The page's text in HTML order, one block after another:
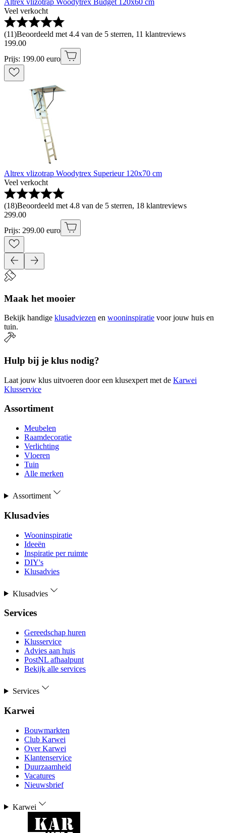
Veel verkocht
(11)Beoordeeld met 4.4 van de 5 sterren, 11 klantreviews
199.00
Prijs: 199.00 euro
Altrex vlizotrap Woodytrex Superieur 120x70 cm
Veel verkocht
(18)Beoordeeld met 4.8 van de 5 sterren, 18 klantreviews
299.00
Prijs: 299.00 euro
Maak het mooier
Bekijk handige klusadviezen en wooninspiratie voor jouw huis en
tuin.
Hulp bij je klus nodig?
Laat jouw klus uitvoeren door een klusexpert met de Karwei
Klusservice
Assortiment
Meubelen
Raamdecoratie
Verlichting
Vloeren
Tuin
Alle merken
Assortiment
Klusadvies
Wooninspiratie
Ideeën
Inspiratie per ruimte
DIY's
Klusadvies
Klusadvies
Services
Gereedschap huren
Klusservice
Advies aan huis
PostNL afhaalpunt
Bekijk alle services
Services
Karwei
Bouwmarkten
Club Karwei
Over Karwei
Klantenservice
Duurzaamheid
Vacatures
Nieuwsbrief
Karwei